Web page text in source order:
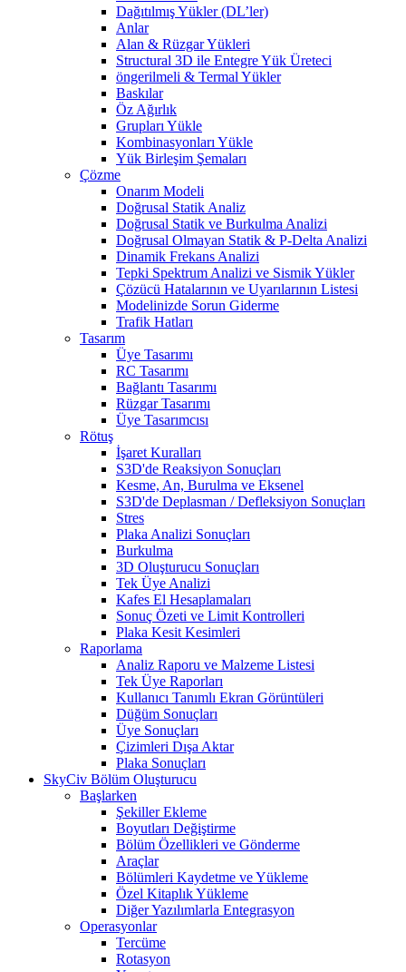
Dağıtılmış Yükler (DL’ler)
Anlar
Alan & Rüzgar Yükleri
Structural 3D ile Entegre Yük Üreteci
öngerilmeli & Termal Yükler
Baskılar
Öz Ağırlık
Grupları Yükle
Kombinasyonları Yükle
Yük Birleşim Şemaları
Çözme
Onarım Modeli
Doğrusal Statik Analiz
Doğrusal Statik ve Burkulma Analizi
Doğrusal Olmayan Statik & P-Delta Analizi
Dinamik Frekans Analizi
Tepki Spektrum Analizi ve Sismik Yükler
Çözücü Hatalarının ve Uyarılarının Listesi
Modelinizde Sorun Giderme
Trafik Hatları
Tasarım
Üye Tasarımı
RC Tasarımı
Bağlantı Tasarımı
Rüzgar Tasarımı
Üye Tasarımcısı
Rötuş
İşaret Kuralları
S3D'de Reaksiyon Sonuçları
Kesme, An, Burulma ve Eksenel
S3D'de Deplasman / Defleksiyon Sonuçları
Stres
Plaka Analizi Sonuçları
Burkulma
3D Oluşturucu Sonuçları
Tek Üye Analizi
Kafes El Hesaplamaları
Sonuç Özeti ve Limit Kontrolleri
Plaka Kesit Kesimleri
Raporlama
Analiz Raporu ve Malzeme Listesi
Tek Üye Raporları
Kullanıcı Tanımlı Ekran Görüntüleri
Düğüm Sonuçları
Üye Sonuçları
Çizimleri Dışa Aktar
Plaka Sonuçları
SkyCiv Bölüm Oluşturucu
Başlarken
Şekiller Ekleme
Boyutları Değiştirme
Bölüm Özellikleri ve Gönderme
Araçlar
Bölümleri Kaydetme ve Yükleme
Özel Kitaplık Yükleme
Diğer Yazılımlarla Entegrasyon
Operasyonlar
Tercüme
Rotasyon